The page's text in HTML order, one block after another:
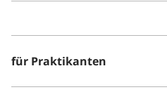
für Praktikanten